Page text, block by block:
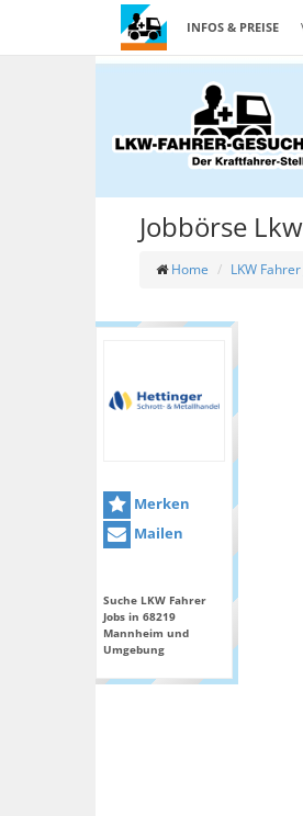
INFOS & PREISE
Jobbörse
Home LKW Fahrer
Merken
Mailen
Suche LKW Fahrer
Jobs in 68219
Mannheim und
Umgebung